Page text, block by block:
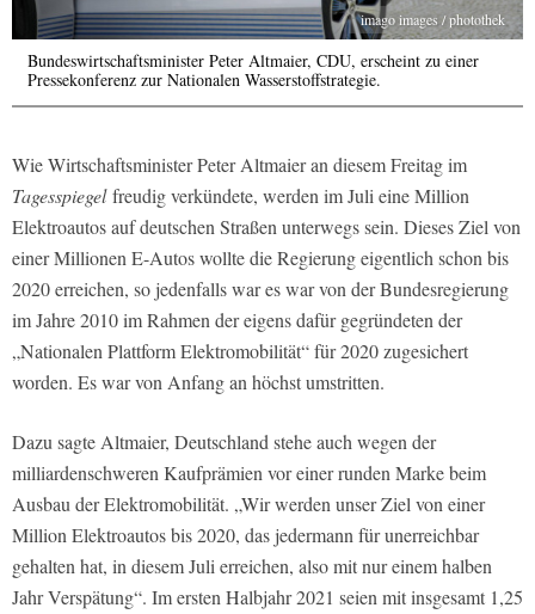
imago images / photothek
Bundeswirtschaftsminister Peter Altmaier, CDU, erscheint zu einer
Pressekonferenz zur Nationalen Wasserstoffstrategie.
Wie Wirtschaftsminister Peter Altmaier an diesem Freitag im
Tagesspiegelfreudig verkündete, werden im Juli eine Million
Elektroautos auf deutschen Straßen unterwegs sein. Dieses Ziel von
einer Millionen E-Autos wollte die Regierung eigentlich schon bis
2020 erreichen, so jedenfalls war es war von der Bundesregierung
im Jahre 2010 im Rahmen der eigens dafür gegründeten der
„Nationalen Plattform Elektromobilität“ für 2020 zugesichert
worden. Es war von Anfang an höchst umstritten.
Dazu sagte Altmaier, Deutschland stehe auch wegen der
milliardenschweren Kaufprämien vor einer runden Marke beim
Ausbau der Elektromobilität. „Wir werden unser Ziel von einer
Million Elektroautos bis 2020, das jedermann für unerreichbar
gehalten hat, in diesem Juli erreichen, also mit nur einem halben
Jahr Verspätung“. Im ersten Halbjahr 2021 seien mit insgesamt 1,25